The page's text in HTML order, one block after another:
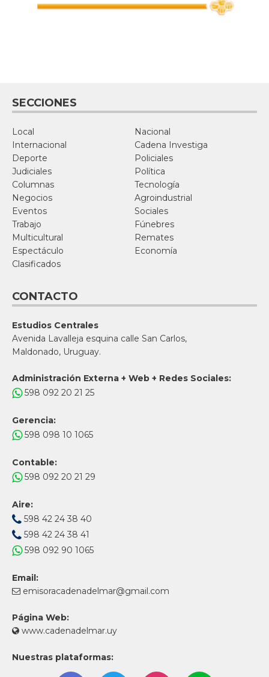
SECCIONES
Local
Nacional
Internacional
Cadena Investiga
Deporte
Policiales
Judiciales
Política
Columnas
Tecnología
Negocios
Agroindustrial
Eventos
Sociales
Trabajo
Fúnebres
Multicultural
Remates
Espectáculo
Economía
Clasificados
CONTACTO
Estudios Centrales
Avenida Lavalleja esquina calle San Carlos,
Maldonado, Uruguay.
Administración Externa + Web + Redes Sociales:
598 092 20 21 25
Gerencia:
598 098 10 1065
Contable:
598 092 20 21 29
Aire:
598 42 24 38 40
598 42 24 38 41
598 092 90 1065
Email:
emisoracadenadelmar@gmail.com
Página Web:
www.cadenadelmar.uy
Nuestras plataformas: